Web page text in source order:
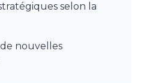
selon la
nouvelles